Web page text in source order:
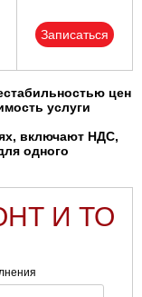
Записаться
цен
услуги
включают НДС,
одного
И ТО